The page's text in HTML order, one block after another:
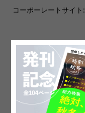
コーポーレートサイト:
CATEGORIES
採用ストーリーブック